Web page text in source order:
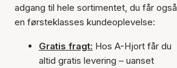
adgang til hele sortimentet, du får også
en førsteklasses kundeoplevelse:
Gratis fragt: Hos A-Hjort får du
altid gratis levering – uanset